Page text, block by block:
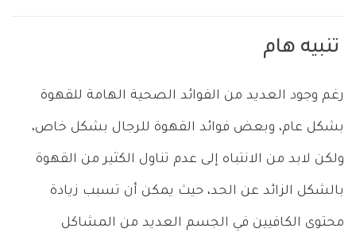
تنبيه هام
رغم وجود العديد من الفوائد الصحية الهامة للقهوة
بشكل عام، وبعض فوائد القهوة للرجال بشكل خاص،
ولكن لابد من الانتباه إلى عدم تناول الكثير من القهوة
بالشكل الزائد عن الحد، حيث يمكن أن تسبب زيادة
محتوى الكافيين في الجسم العديد من المشاكل